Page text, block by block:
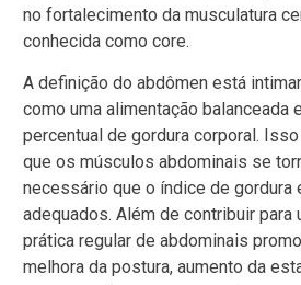
no fortalecimento da musculatura
conhecida como core.
A definição do abdômen está
como uma alimentação balanceada
percentual de gordura corporal.
que os músculos abdominais se
necessário que o índice de gordura
adequados. Além de contribuir para
prática regular de abdominais
melhora da postura, aumento da